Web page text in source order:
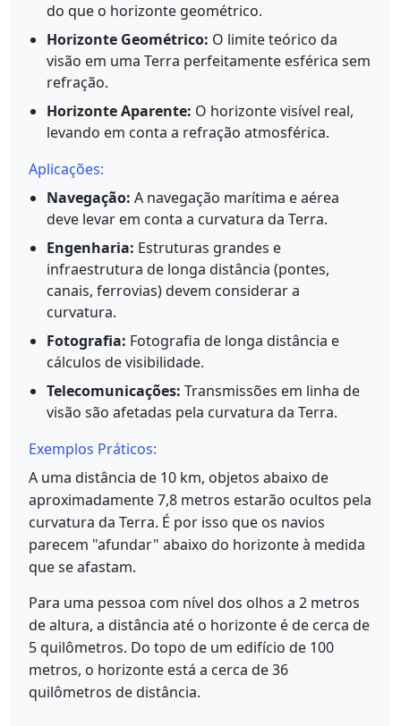
do que o horizonte geométrico.
Horizonte Geométrico: O limite teórico da
visão em uma Terra perfeitamente esférica sem
refração.
Horizonte Aparente: O horizonte visível real,
levando em conta a refração atmosférica.
Aplicações:
Navegação: A navegação marítima e aérea
deve levar em conta a curvatura da Terra.
Engenharia: Estruturas grandes e
infraestrutura de longa distância (pontes,
canais, ferrovias) devem considerar a
curvatura.
Fotografia: Fotografia de longa distância e
cálculos de visibilidade.
Telecomunicações: Transmissões em linha de
visão são afetadas pela curvatura da Terra.
Exemplos Práticos:
A uma distância de 10 km, objetos abaixo de
aproximadamente 7,8 metros estarão ocultos pela
curvatura da Terra. É por isso que os navios
parecem "afundar" abaixo do horizonte à medida
que se afastam.
Para uma pessoa com nível dos olhos a 2 metros
de altura, a distância até o horizonte é de cerca de
5 quilômetros. Do topo de um edifício de 100
metros, o horizonte está a cerca de 36
quilômetros de distância.